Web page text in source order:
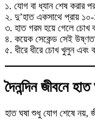
১. যোগ বা ধ্যান শেষ করার
২. দু’হাত একসাথে প্রায়
৩. হাত গরম হয়ে গেলে চোখ
৪. কয়েক সেকেন্ড সেই
৫. ধীরে ধীরে চোখ খুলুন
দৈনন্দিন জীবনে
হাত ঘষা শুধু যোগ শেষে নয়,